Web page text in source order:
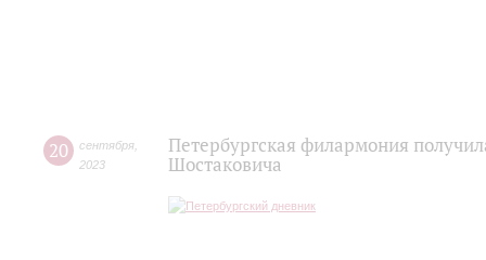
20 сентября
2023
Петербургская филармония
Шостаковича